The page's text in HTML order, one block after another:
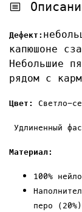
Дефект:
капюшоне
Небольшие
рядом с
Цвет: Светло-
Удлиненный
Материал:
100%
перо